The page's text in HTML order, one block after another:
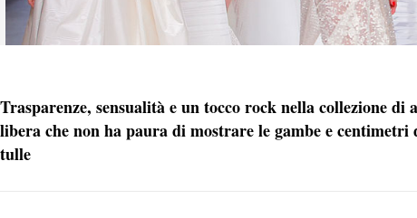
Trasparenze, sensualità e un tocco rock nella collezione di
libera che non ha paura di mostrare le gambe e
tulle